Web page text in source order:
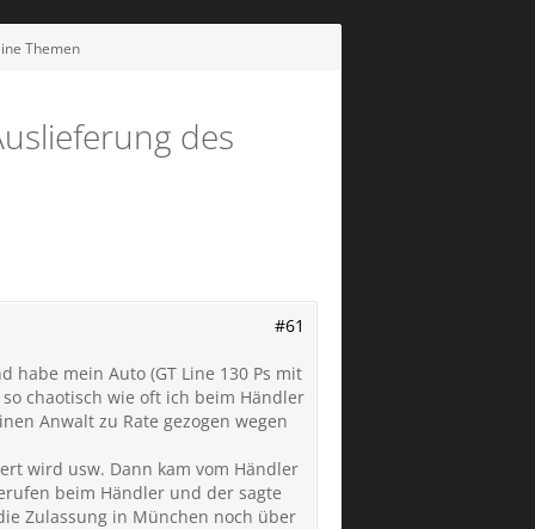
Themen
des
#61
mein Auto (GT Line 130 Ps mit
chaotisch wie oft ich beim Händler
Anwalt zu Rate gezogen wegen
wird usw. Dann kam vom Händler
beim Händler und der sagte
Zulassung in München noch über